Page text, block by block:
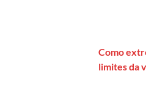
Como
limites da